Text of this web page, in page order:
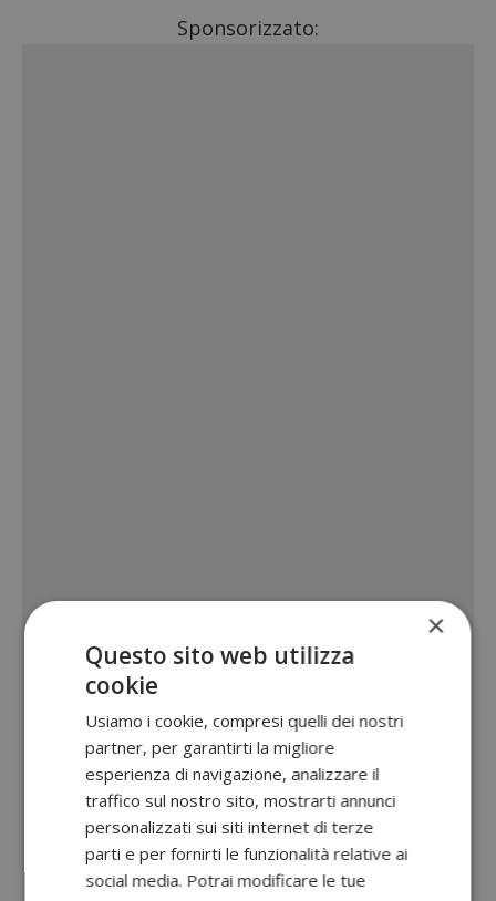
Sponsorizzato:
×
Questo sito web utilizza
cookie
Usiamo i cookie, compresi quelli dei nostri
partner, per garantirti la migliore
esperienza di navigazione, analizzare il
traffico sul nostro sito, mostrarti annunci
personalizzati sui siti internet di terze
parti e per fornirti le funzionalità relative ai
social media. Potrai modificare le tue